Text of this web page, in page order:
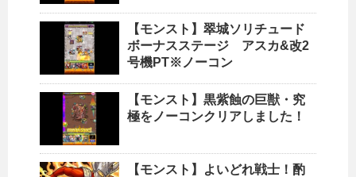
【モンスト】翠城ソリチュード
ボーナスステージ アスカ&改2
号機PT※ノーコン
【モンスト】黒紫蝕の巨獣・究
極をノーコンクリアしました！
【モンスト】よいどれ戦士！酌